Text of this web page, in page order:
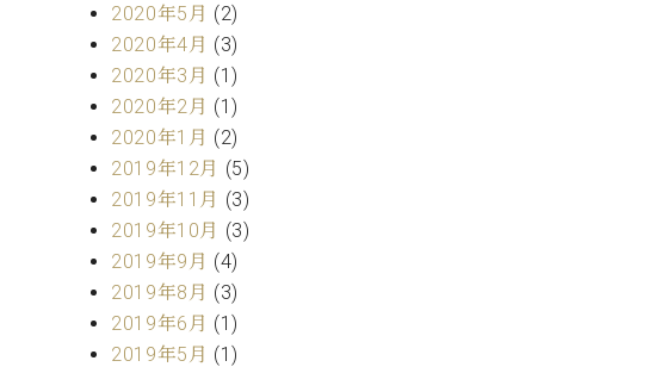
2020年5月 (2)
2020年4月 (3)
2020年3月 (1)
2020年2月 (1)
2020年1月 (2)
2019年12月 (5)
2019年11月 (3)
2019年10月 (3)
2019年9月 (4)
2019年8月 (3)
2019年6月 (1)
2019年5月 (1)